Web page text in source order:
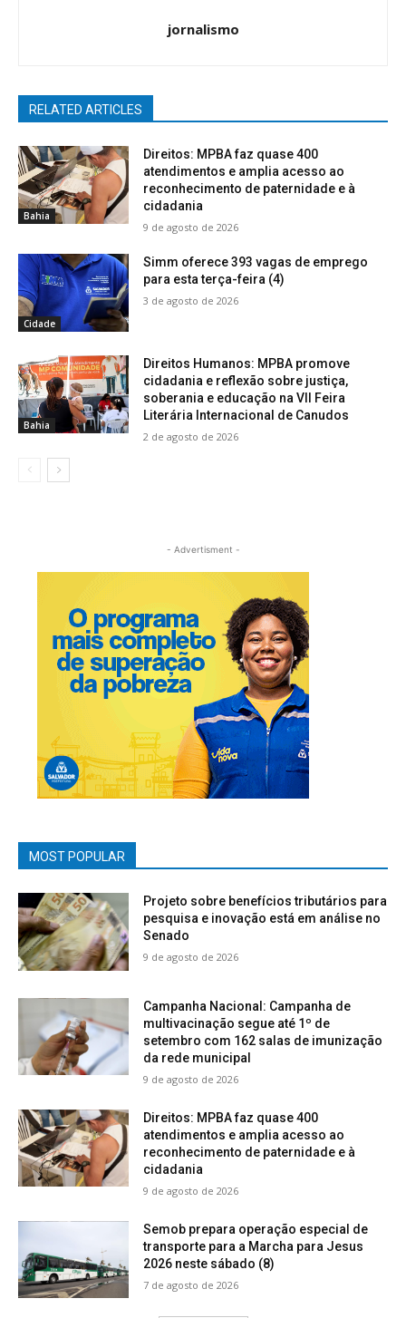
jornalismo
RELATED ARTICLES
Bahia
Direitos: MPBA faz quase 400
atendimentos e amplia acesso ao
reconhecimento de paternidade e à
cidadania
9 de agosto de 2026
Cidade
Simm oferece 393 vagas de emprego
para esta terça-feira (4)
3 de agosto de 2026
Bahia
Direitos Humanos: MPBA promove
cidadania e reflexão sobre justiça,
soberania e educação na VII Feira
Literária Internacional de Canudos
2 de agosto de 2026
- Advertisment -
MOST POPULAR
Projeto sobre benefícios tributários para
pesquisa e inovação está em análise no
Senado
9 de agosto de 2026
Campanha Nacional: Campanha de
multivacinação segue até 1º de
setembro com 162 salas de imunização
da rede municipal
9 de agosto de 2026
Direitos: MPBA faz quase 400
atendimentos e amplia acesso ao
reconhecimento de paternidade e à
cidadania
9 de agosto de 2026
Semob prepara operação especial de
transporte para a Marcha para Jesus
2026 neste sábado (8)
7 de agosto de 2026